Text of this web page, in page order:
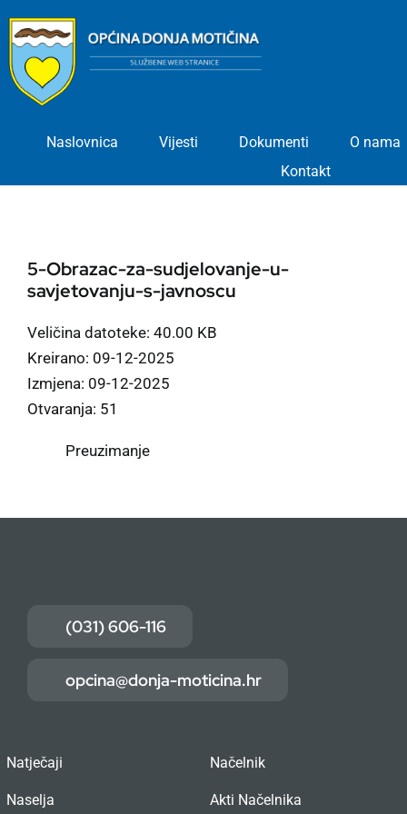
content
Naslovnica Vijesti Dokumenti
O nama
Kontakt
5-Obrazac-za-sudjelovanje-u-
savjetovanju-s-javnoscu
Veličina datoteke: 40.00 KB
Kreirano: 09-12-2025
Izmjena: 09-12-2025
Otvaranja: 51
Preuzimanje
(031) 606-116
opcina@donja-moticina.hr
Natječaji
Naselja
Načelnik
Akti Načelnika